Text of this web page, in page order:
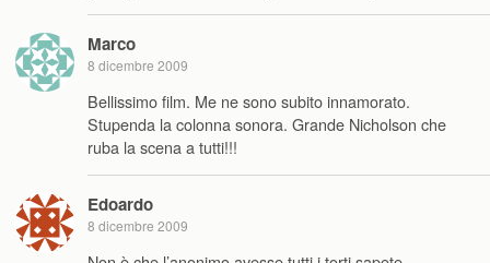
Marco
8 dicembre 2009
Bellissimo film. Me ne sono subito innamorato.
Stupenda la colonna sonora. Grande Nicholson che
ruba la scena a tutti!!!
Edoardo
8 dicembre 2009